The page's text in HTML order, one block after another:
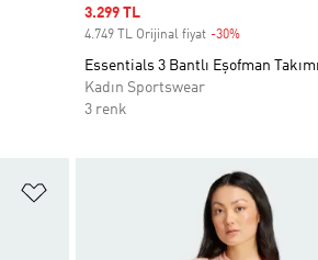
Sale price
3.299 TL
4.749 TL Orijinal fiyat -30%
Essentials 3 Bantlı Eşofman Takımı
Kadın Sportswear
3 renk
Favori Listesine Ekle